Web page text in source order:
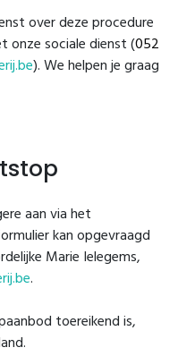
over deze procedure
onze sociale dienst (052
). We helpen je graag
aan via het
kan opgevraagd
Marie Ielegems,
.
toereikend is,